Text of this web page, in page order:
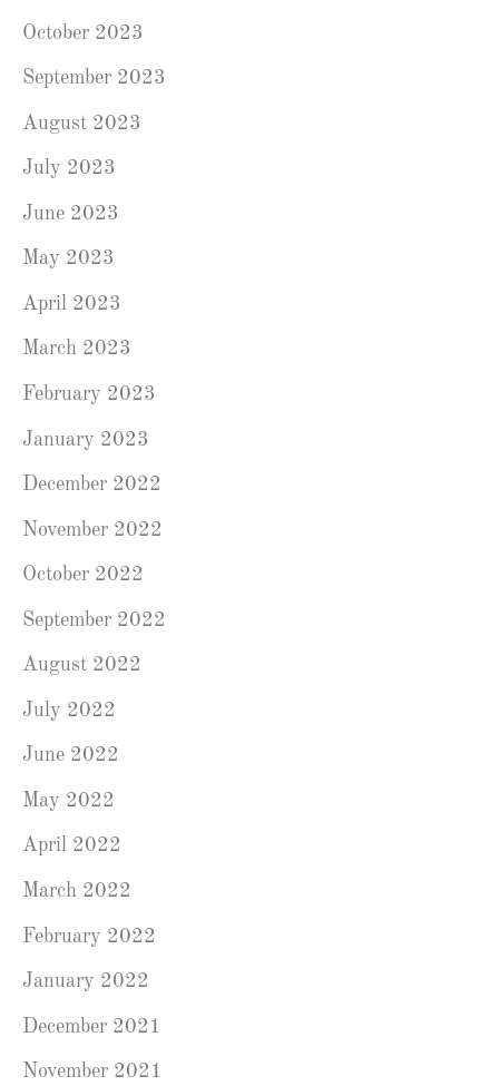
October 2023
September 2023
August 2023
July 2023
June 2023
May 2023
April 2023
March 2023
February 2023
January 2023
December 2022
November 2022
October 2022
September 2022
August 2022
July 2022
June 2022
May 2022
April 2022
March 2022
February 2022
January 2022
December 2021
November 2021